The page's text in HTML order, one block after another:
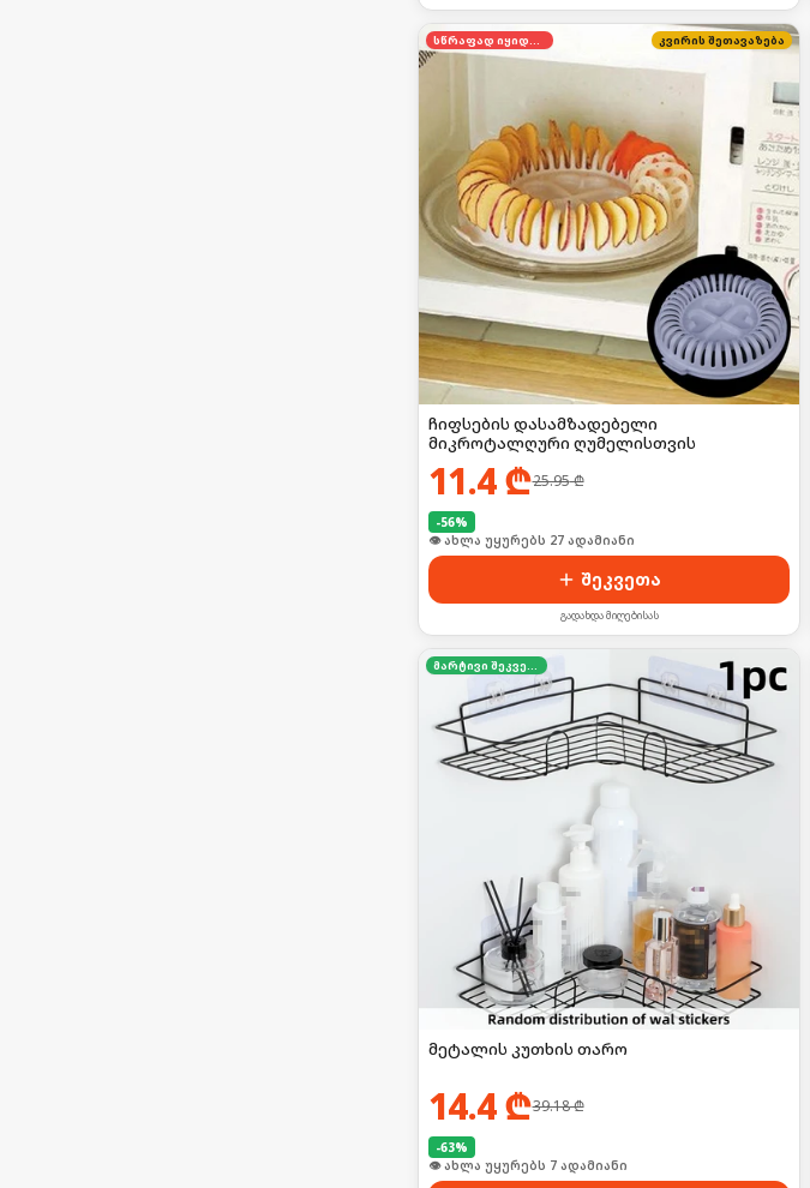
სწრაფად იყიდება კვირის შეთავაზება
ჩიფსების დასამზადებელი
მიკროტალღური ღუმელისთვის
11.4₾25.95₾
-56%
🛒 ბოლო 24სთ-ში იყიდა 36-მა
შეკვეთა
გადახდა მიღებისას
მარტივი შეკვეთა
მეტალის კუთხის თარო
14.4₾39.18₾
-63%
🛒 ბოლო 24სთ-ში იყიდა 13-მა